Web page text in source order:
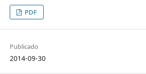
PDF
Publicado
2014-09-30